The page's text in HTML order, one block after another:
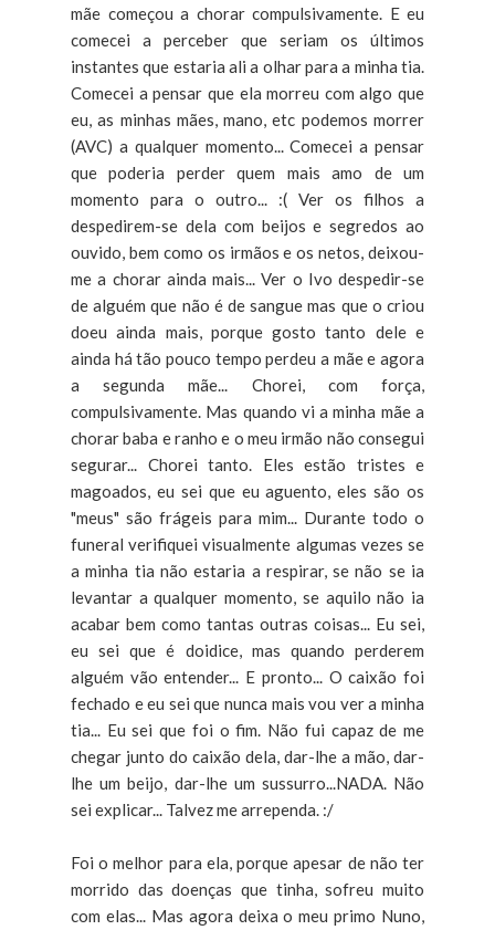
mãe começou a chorar compulsivamente. E eu
comecei a perceber que seriam os últimos
instantes que estaria ali a olhar para a minha tia.
Comecei a pensar que ela morreu com algo que
eu, as minhas mães, mano, etc podemos morrer
(AVC) a qualquer momento... Comecei a pensar
que poderia perder quem mais amo de um
momento para o outro... :( Ver os filhos a
despedirem-se dela com beijos e segredos ao
ouvido, bem como os irmãos e os netos, deixou-
me a chorar ainda mais... Ver o Ivo despedir-se
de alguém que não é de sangue mas que o criou
doeu ainda mais, porque gosto tanto dele e
ainda há tão pouco tempo perdeu a mãe e agora
a segunda mãe... Chorei, com força,
compulsivamente. Mas quando vi a minha mãe a
chorar baba e ranho e o meu irmão não consegui
segurar... Chorei tanto. Eles estão tristes e
magoados, eu sei que eu aguento, eles são os
"meus" são frágeis para mim... Durante todo o
funeral verifiquei visualmente algumas vezes se
a minha tia não estaria a respirar, se não se ia
levantar a qualquer momento, se aquilo não ia
acabar bem como tantas outras coisas... Eu sei,
eu sei que é doidice, mas quando perderem
alguém vão entender... E pronto... O caixão foi
fechado e eu sei que nunca mais vou ver a minha
tia... Eu sei que foi o fim. Não fui capaz de me
chegar junto do caixão dela, dar-lhe a mão, dar-
lhe um beijo, dar-lhe um sussurro...NADA. Não
sei explicar... Talvez me arrependa. :/
Foi o melhor para ela, porque apesar de não ter
morrido das doenças que tinha, sofreu muito
com elas... Mas agora deixa o meu primo Nuno,